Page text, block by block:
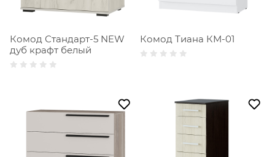
Комод Стандарт-5 NEW
дуб крафт белый
Комод Тиана КМ-01